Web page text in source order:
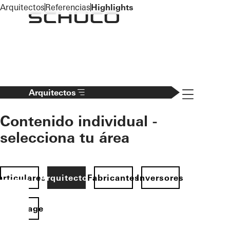
To the main content
Arquitectos
Contenido individual -
selecciona tu área
ArquitectosFabricantesInversores
Navigation
ArquitectosReferenciasHighlights